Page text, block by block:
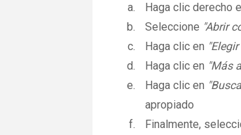
Haga clic derecho
Seleccione "Abrir
Haga clic en
Haga clic en "Más
Haga clic en
apropiado
Finalmente,